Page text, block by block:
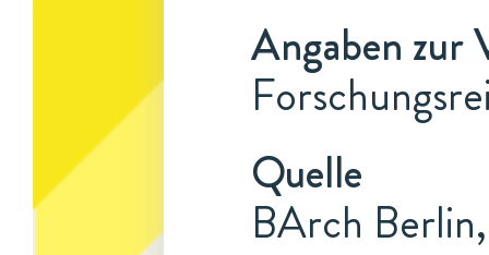
Angaben zur
Quelle
BArch